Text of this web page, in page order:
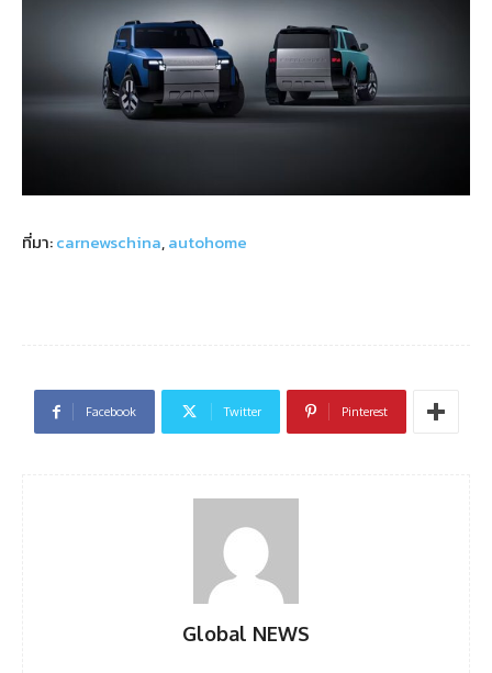
ที่มา:carnewschina,autohome
Facebook Twitter Pinterest
Global NEWS